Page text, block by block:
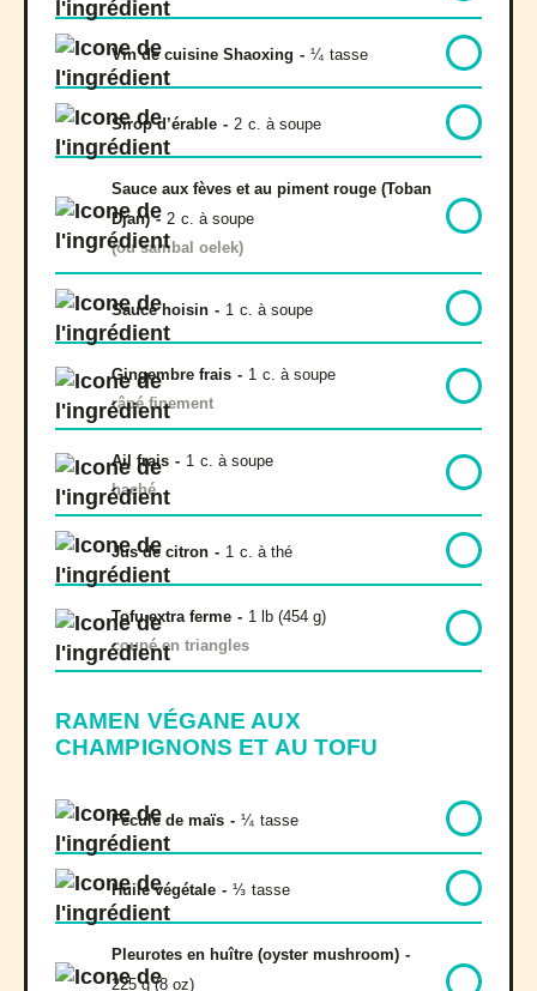
Vin de cuisine Shaoxing - ¼ tasse
Sirop d’érable - 2 c. à soupe
Sauce aux fèves et au piment rouge (Toban
Djan) - 2 c. à soupe
(ou sambal oelek)
Sauce hoisin - 1 c. à soupe
Gingembre frais - 1 c. à soupe
râpé finement
Ail frais - 1 c. à soupe
haché
Jus de citron - 1 c. à thé
Tofu extra ferme - 1 lb (454 g)
coupé en triangles
RAMEN VÉGANE AUX
CHAMPIGNONS ET AU TOFU
Fécule de maïs - ¼ tasse
Huile végétale - ⅓ tasse
Pleurotes en huître (oyster mushroom) -
225 g (8 oz)